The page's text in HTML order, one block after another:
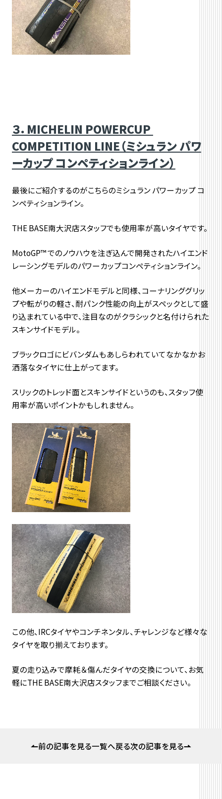
３．MICHELIN POWERCUP
COMPETITION LINE（ミシュラン パワ
ーカップ コンペティションライン）
最後にご紹介するのがこちらのミシュラン パワーカップ コ
ンペティションライン。
THE BASE南大沢店スタッフでも使用率が高いタイヤです。
MotoGP™ でのノウハウを注ぎ込んで開発されたハイエンド
レーシングモデルのパワーカップコンペティションライン。
他メーカーのハイエンドモデルと同様、コーナリンググリッ
プや転がりの軽さ、耐パンク性能の向上がスペックとして盛
り込まれている中で、注目なのがクラシックと名付けられた
スキンサイドモデル。
ブラックロゴにビバンダムもあしらわれていてなかなかお
洒落なタイヤに仕上がってます。
スリックのトレッド面とスキンサイドというのも、スタッフ使
用率が高いポイントかもしれません。
この他、IRCタイヤやコンチネンタル、チャレンジなど様々な
タイヤを取り揃えております。
夏の走り込みで摩耗＆傷んだタイヤの交換について、お気
軽にTHE BASE南大沢店スタッフまでご相談ください。
前の記事を見る一覧へ戻る次の記事を見る